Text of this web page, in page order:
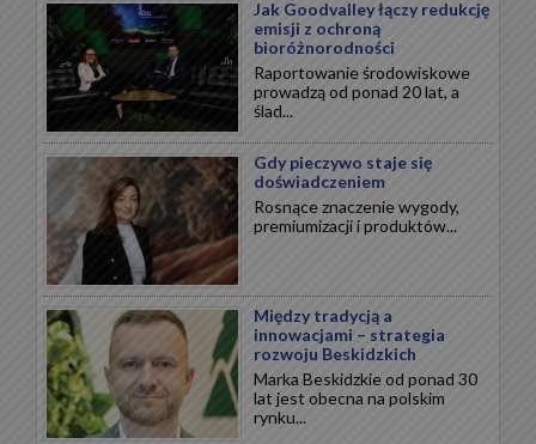
Jak Goodvalley łączy redukcję
emisji z ochroną
bioróżnorodności
Raportowanie środowiskowe
prowadzą od ponad 20 lat, a
ślad...
Gdy pieczywo staje się
doświadczeniem
Rosnące znaczenie wygody,
premiumizacji i produktów...
Między tradycją a
innowacjami – strategia
rozwoju Beskidzkich
Marka Beskidzkie od ponad 30
lat jest obecna na polskim
rynku...